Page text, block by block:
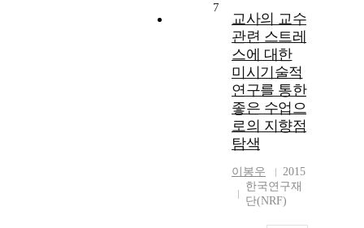
7
교사의 교수
관련 스트레
스에 대한
미시기술적
연구를 통한
좋은 수업으
로의 지향점
탐색
이봉우
2015
한국연구재
단(NRF)